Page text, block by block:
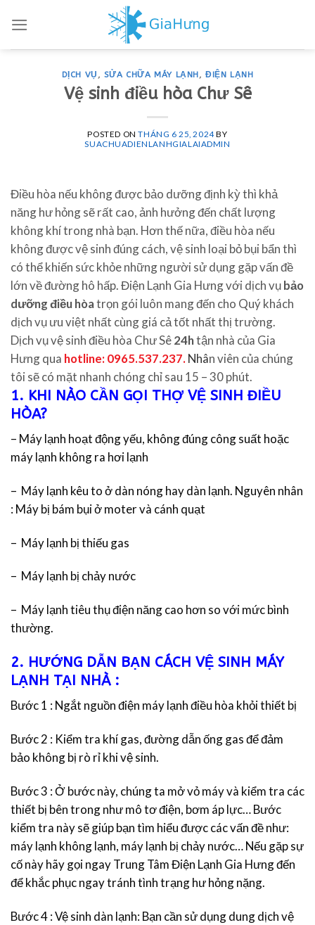
DỊCH VỤ , SỬA CHỮA MÁY LẠNH,ĐIỆN LẠNH
Vệ sinh điều hòa Chư Sê
POSTED ONTHÁNG 6 25, 2024BY
SUACHUADIENLANHGIALAIADMIN
Điều hòa nếu không được bảo dưỡng định kỳ thì khả
năng hư hỏng sẽ rất cao, ảnh hưởng đến chất lượng
không khí trong nhà bạn. Hơn thế nữa, điều hòa nếu
không được vệ sinh đúng cách, vệ sinh loại bỏ bụi bẩn thì
có thể khiến sức khỏe những người sử dụng gặp vấn đề
lớn về đường hô hấp. Điện Lạnh Gia Hưng với dịch vụbảo
dưỡng điều hòatrọn gói luôn mang đến cho Quý khách
dịch vụ ưu việt nhất cùng giá cả tốt nhất thị trường.
Dịch vụ vệ sinh điều hòa Chư Sê24htận nhà của Gia
Hưng qua hotline: 0965.537.237. Nhân viên của chúng
tôi sẽ có mặt nhanh chóng chỉ sau 15 – 30 phút.
1. KHI NÀO CẦN GỌI THỢ VỆ SINH ĐIỀU
HÒA?
– Máy lạnh hoạt động yếu, không đúng công suất hoặc
máy lạnh không ra hơi lạnh
– Máy lạnh kêu to ở dàn nóng hay dàn lạnh. Nguyên nhân
: Máy bị bám bụi ở moter và cánh quạt
– Máy lạnh bị thiếu gas
– Máy lạnh bị chảy nước
– Máy lạnh tiêu thụ điện năng cao hơn so với mức bình
thường.
2. HƯỚNG DẪN BẠN CÁCH VỆ SINH MÁY
LẠNH TẠI NHÀ :
Bước 1 : Ngắt nguồn điện máy lạnh điều hòa khỏi thiết bị
Bước 2 : Kiểm tra khí gas, đường dẫn ống gas để đảm
bảo không bị rò rỉ khi vệ sinh.
Bước 3 : Ở bước này, chúng ta mở vỏ máy và kiểm tra các
thiết bị bên trong như mô tơ điện, bơm áp lực… Bước
kiểm tra này sẽ giúp bạn tìm hiểu được các vấn đề như:
máy lạnh không lạnh, máy lạnh bị chảy nước… Nếu gặp sự
cố này hãy gọi ngay Trung Tâm Điện Lạnh Gia Hưng đến
để khắc phục ngay tránh tình trạng hư hỏng nặng.
Bước 4 : Vệ sinh dàn lạnh: Bạn cần sử dụng dung dịch vệ